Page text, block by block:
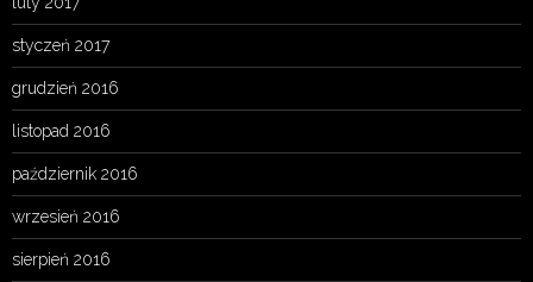
styczeń 2017
grudzień 2016
listopad 2016
październik 2016
wrzesień 2016
sierpień 2016